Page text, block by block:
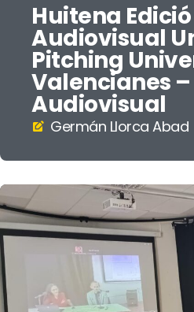
Huitena
Audiovisual
Pitching
Valencianes
Audiovisual
Germán Llorca Abad